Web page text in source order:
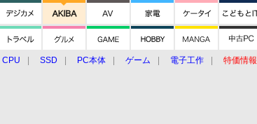
CPU SSD PC本体 ゲーム 電子工作 特価情報